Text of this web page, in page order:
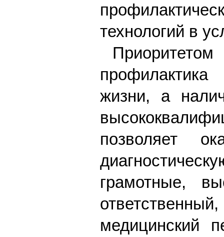
технологий в
жизни, а
позволяет
грамотные,
медицинский